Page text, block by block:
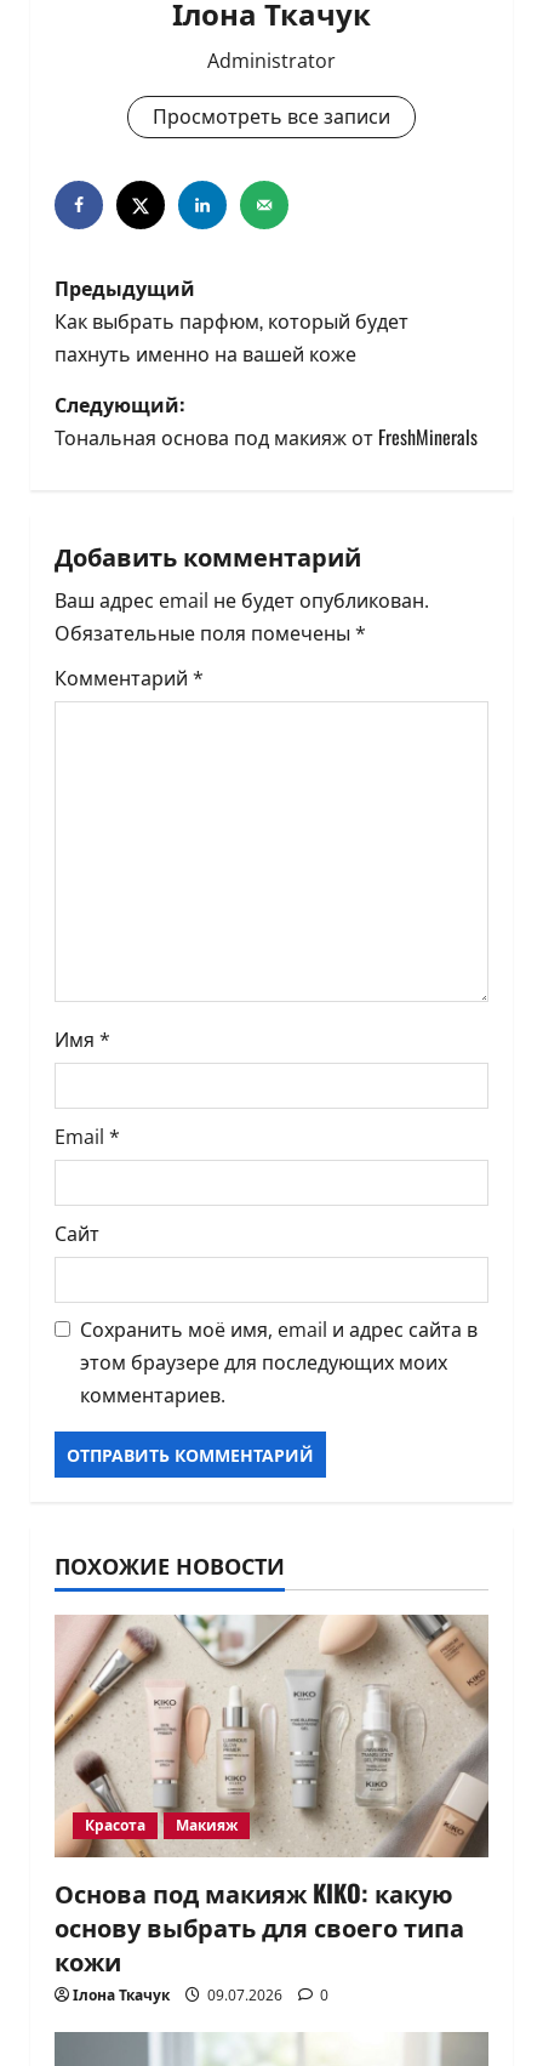
Ілона Ткачук
Administrator
Просмотреть все записи
Н
а
в
и
ц
и
я
и
с
я
м
Предыдущий
Как выбрать парфюм, который будет
пахнуть именно на вашей коже
Следующий:
Тональная основа под макияж от FreshMinerals
Добавить комментарий
Ваш адрес email не будет опубликован.
Обязательные поля помечены *
Комментарий *
Имя *
Email *
Сайт
Сохранить моё имя, email и адрес сайта в
этом браузере для последующих моих
комментариев.
ПОХОЖИЕ НОВОСТИ
Красота Макияж
Основа под макияж KIKO: какую
основу выбрать для своего типа
кожи
Ілона Ткачук 09.07.2026 0